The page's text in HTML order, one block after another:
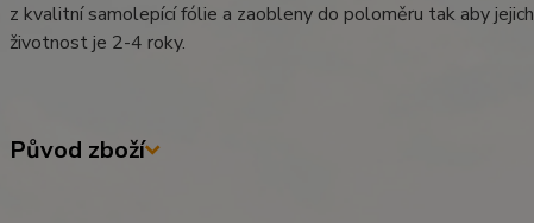
z kvalitní samolepící fólie a zaobleny do poloměru tak aby
životnost je 2-4 roky.
Původ zboží